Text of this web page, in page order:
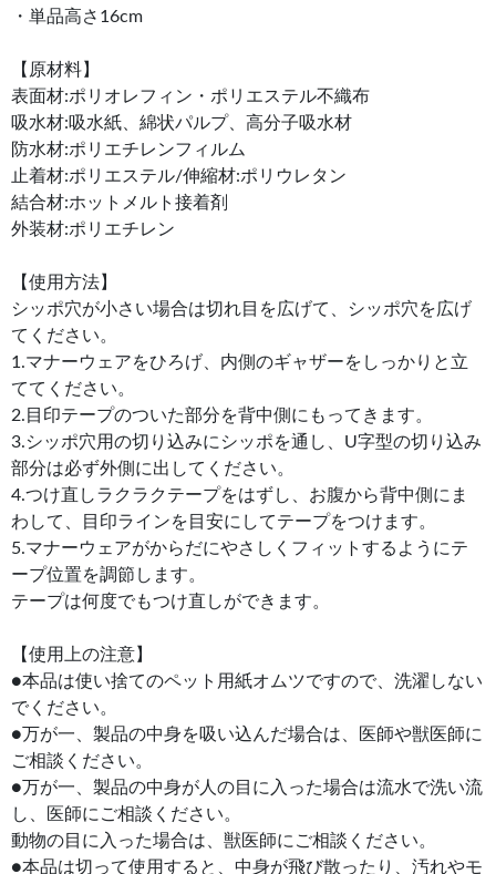
・単品高さ16cm
【原材料】
表面材:ポリオレフィン・ポリエステル不織布
吸水材:吸水紙、綿状パルプ、高分子吸水材
防水材:ポリエチレンフィルム
止着材:ポリエステル/伸縮材:ポリウレタン
結合材:ホットメルト接着剤
外装材:ポリエチレン
【使用方法】
シッポ穴が小さい場合は切れ目を広げて、シッポ穴を広げ
てください。
1.マナーウェアをひろげ、内側のギャザーをしっかりと立
ててください。
2.目印テープのついた部分を背中側にもってきます。
3.シッポ穴用の切り込みにシッポを通し、U字型の切り込み
部分は必ず外側に出してください。
4.つけ直しラクラクテープをはずし、お腹から背中側にま
わして、目印ラインを目安にしてテープをつけます。
5.マナーウェアがからだにやさしくフィットするようにテ
ープ位置を調節します。
テープは何度でもつけ直しができます。
【使用上の注意】
●本品は使い捨てのペット用紙オムツですので、洗濯しない
でください。
●万が一、製品の中身を吸い込んだ場合は、医師や獣医師に
ご相談ください。
●万が一、製品の中身が人の目に入った場合は流水で洗い流
し、医師にご相談ください。
動物の目に入った場合は、獣医師にご相談ください。
●本品は切って使用すると、中身が飛び散ったり、汚れやモ